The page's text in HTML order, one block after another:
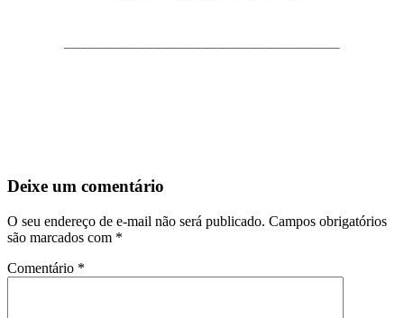
Deixe um comentário
O seu endereço de e-mail não será publicado. Campos obrigatórios
são marcados com *
Comentário *